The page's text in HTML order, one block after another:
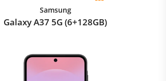
Samsung
Galaxy A37 5G (6+128GB)